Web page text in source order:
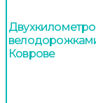
Коврове